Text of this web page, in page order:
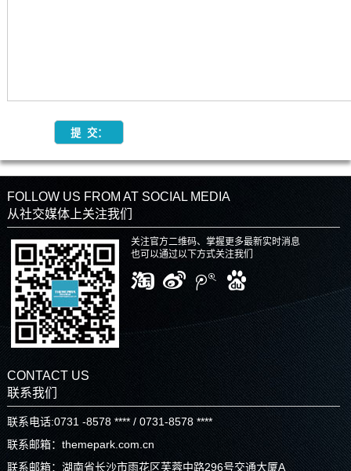
FOLLOW US FROM AT SOCIAL MEDIA
从社交媒体上关注我们
关注官方二维码、掌握更多最新实时消息
也可以通过以下方式关注我们
CONTACT US
联系我们
联系电话:0731 -8578 **** / 0731-8578 ****
联系邮箱：themepark.com.cn
联系邮箱：湖南省长沙市雨花区芙蓉中路296号交通大厦A